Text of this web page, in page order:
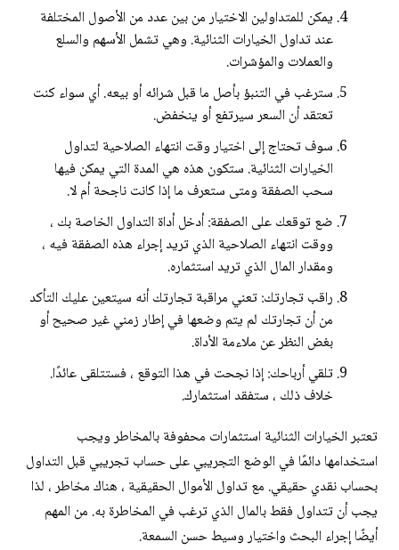
يمكن للمتداولين الاختيار من بين عدد من الأصول المختلفة
عند تداول الخيارات الثنائية. وهي تشمل الأسهم والسلع
والعملات والمؤشرات.
سترغب في التنبؤ بأصل ما قبل شرائه أو بيعه. أي سواء كنت
تعتقد أن السعر سيرتفع أو ينخفض.
سوف تحتاج إلى اختيار وقت انتهاء الصلاحية لتداول
الخيارات الثنائية. ستكون هذه هي المدة التي يمكن فيها
سحب الصفقة ومتى ستعرف ما إذا كانت ناجحة أم لا.
ضع توقعك على الصفقة: أدخل أداة التداول الخاصة بك ،
ووقت انتهاء الصلاحية الذي تريد إجراء هذه الصفقة فيه ،
ومقدار المال الذي تريد استثماره.
راقب تجارتك: تعني مراقبة تجارتك أنه سيتعين عليك التأكد
من أن تجارتك لم يتم وضعها في إطار زمني غير صحيح أو
بغض النظر عن ملاءمة الأداة.
تلقي أرباحك: إذا نجحت في هذا التوقع ، فستتلقى عائدًا.
خلاف ذلك ، ستفقد استثمارك.
تعتبر الخيارات الثنائية استثمارات محفوفة بالمخاطر ويجب
استخدامها دائمًا في الوضع التجريبي على حساب تجريبي قبل التداول
بحساب نقدي حقيقي. مع تداول الأموال الحقيقية ، هناك مخاطر ، لذا
يجب أن تتداول فقط بالمال الذي ترغب في المخاطرة به. من المهم
أيضًا إجراء البحث واختيار وسيط حسن السمعة.